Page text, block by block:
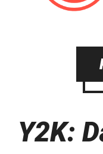
Y2K: